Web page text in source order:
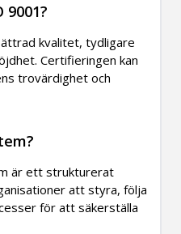
kvalitet, tydligare
Certifieringen kan
trovärdighet och
är ett strukturerat
att styra, följa
för att säkerställa